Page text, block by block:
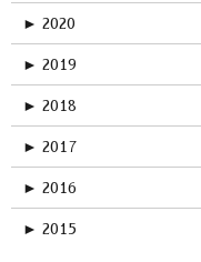
► 2020
► 2019
► 2018
► 2017
► 2016
► 2015